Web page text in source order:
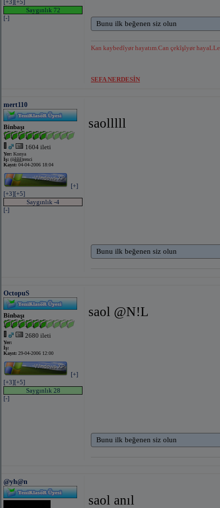
[+3] [+5]
Saygınlık 72
[-]
Bunu ilk beğenen siz olun
Kan kaybedîyør hayatım.Can çekîşîyør
SEFA NERDESİN
mert110
Binbaşı
1604 ileti
Yer: Konya
İş: (öğğğ)renci
Kayıt: 04-04-2006 18:04
[+]
[+3][+5]
Saygınlık -4
[-]
saolllll
Bunu ilk beğenen siz olun
OctopuS
Binbaşı
2680 ileti
Yer:
İş:
Kayıt: 29-04-2006 12:00
[+]
[+3][+5]
Saygınlık 28
[-]
saol @N!L
Bunu ilk beğenen siz olun
@yh@n
saol anıl